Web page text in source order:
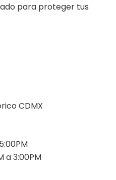
para proteger tus
CDMX
a 3:00PM